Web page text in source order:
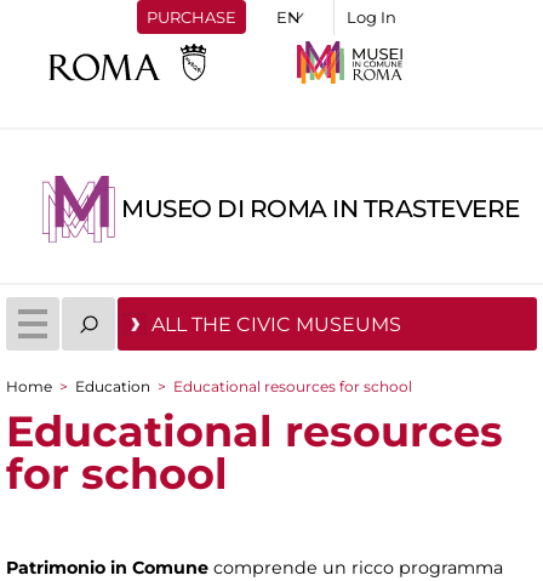
PURCHASE Log In
MUSEO DI ROMA IN TRASTEVERE
ALL THE CIVIC MUSEUMS
You are here
Home > Education > Educational resources for school
Educational resources
for school
Patrimonio in Comune comprende un ricco programma